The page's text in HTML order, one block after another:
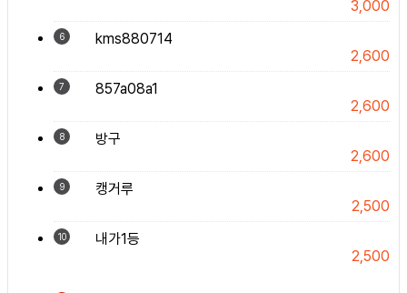
3,000
6
kms880714
2,600
7
857a08a1
2,600
8
방구
2,600
9
캥거루
2,500
10
내가1등
2,500